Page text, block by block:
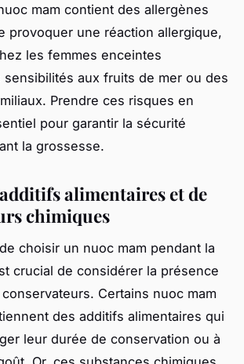
mam contient des allergènes
provoquer une réaction allergique,
les femmes enceintes
sensibilités aux fruits de mer ou des
Prendre ces risques en
pour garantir la sécurité
la grossesse.
alimentaires et de
chimiques
de choisir un nuoc mam pendant la
crucial de considérer la présence
Certains nuoc mam
des additifs alimentaires qui
leur durée de conservation ou à